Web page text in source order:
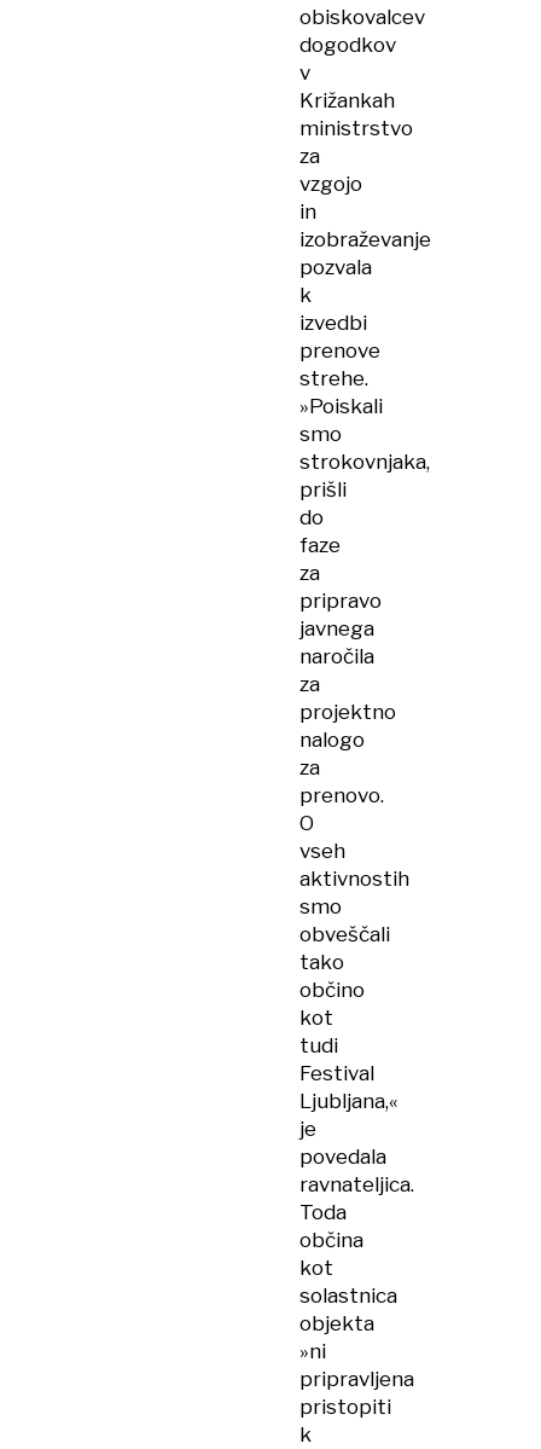
obiskovalcev
dogodkov
v
Križankah
ministrstvo
za
vzgojo
in
izobraževanje
pozvala
k
izvedbi
prenove
strehe.
»Poiskali
smo
strokovnjaka,
prišli
do
faze
za
pripravo
javnega
naročila
za
projektno
nalogo
za
prenovo.
O
vseh
aktivnostih
smo
obveščali
tako
občino
kot
tudi
Festival
Ljubljana,«
je
povedala
ravnateljica.
Toda
občina
kot
solastnica
objekta
»ni
pripravljena
pristopiti
k